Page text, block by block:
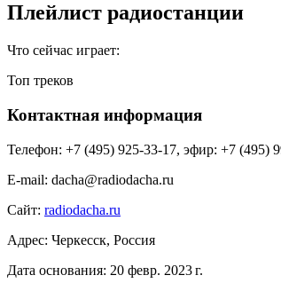
Плейлист радиостанции
Что сейчас играет:
Топ треков
Контактная информация
Телефон: +7 (495) 925-33-17, эфир: +7 (495)
E-mail: dacha@radiodacha.ru
Сайт: radiodacha.ru
Адрес: Черкесск, Россия
Дата основания: 20 февр. 2023 г.